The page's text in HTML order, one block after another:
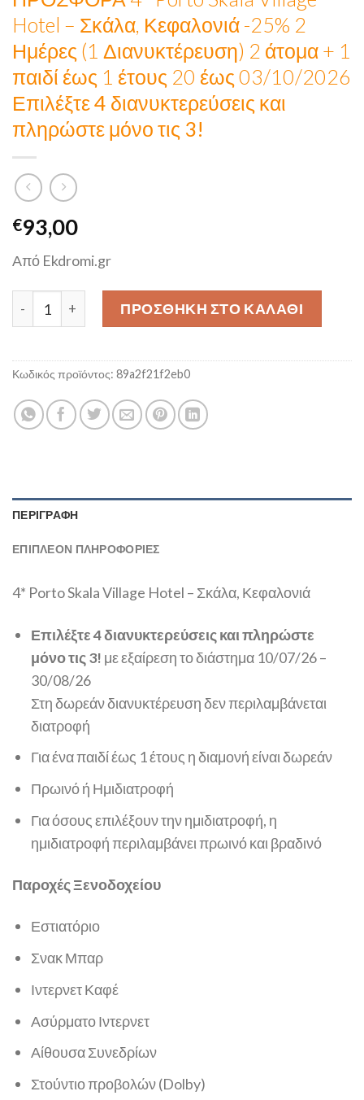
Hotel – Σκάλα, Κεφαλονιά -25% 2
Ημέρες (1 Διανυκτέρευση) 2 άτομα + 1
παιδί έως 1 έτους 20 έως 03/10/2026
Επιλέξτε 4 διανυκτερεύσεις και
πληρώστε μόνο τις 3!
€93,00
Από Ekdromi.gr
ΠΡΟΣΘΉΚΗ ΣΤΟ ΚΑΛΆΘΙ
Κωδικός προϊόντος: 89a2f21f2eb0
ΠΕΡΙΓΡΑΦΉ
ΕΠΙΠΛΈΟΝ ΠΛΗΡΟΦΟΡΊΕΣ
4* Porto Skala Village Hotel – Σκάλα, Κεφαλονιά
Επιλέξτε 4 διανυκτερεύσεις και πληρώστε
μόνο τις 3! με εξαίρεση το διάστημα 10/07/26 –
30/08/26
Στη δωρεάν διανυκτέρευση δεν περιλαμβάνεται
διατροφή
Για ένα παιδί έως 1 έτους η διαμονή είναι δωρεάν
Πρωινό ή Ημιδιατροφή
Για όσους επιλέξουν την ημιδιατροφή, η
ημιδιατροφή περιλαμβάνει πρωινό και βραδινό
Παροχές Ξενοδοχείου
Εστιατόριο
Σνακ Μπαρ
Ιντερνετ Καφέ
Ασύρματο Ιντερνετ
Αίθουσα Συνεδρίων
Στούντιο προβολών (Dolby)